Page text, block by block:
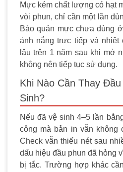
Mực kém chất lượng có hạt
vòi phun, chỉ cần một lần
Bảo quản mực chưa dùng
ánh nắng trực tiếp và
lâu trên 1 năm sau khi mở
không nên tiếp tục sử dụng.
Khi Nào Cần Thay
Sinh?
Nếu đã vệ sinh 4–5 lần
công mà bản in vẫn không
Check vẫn thiếu nét sau
dấu hiệu đầu phun đã hỏng
bị tắc. Trường hợp khác